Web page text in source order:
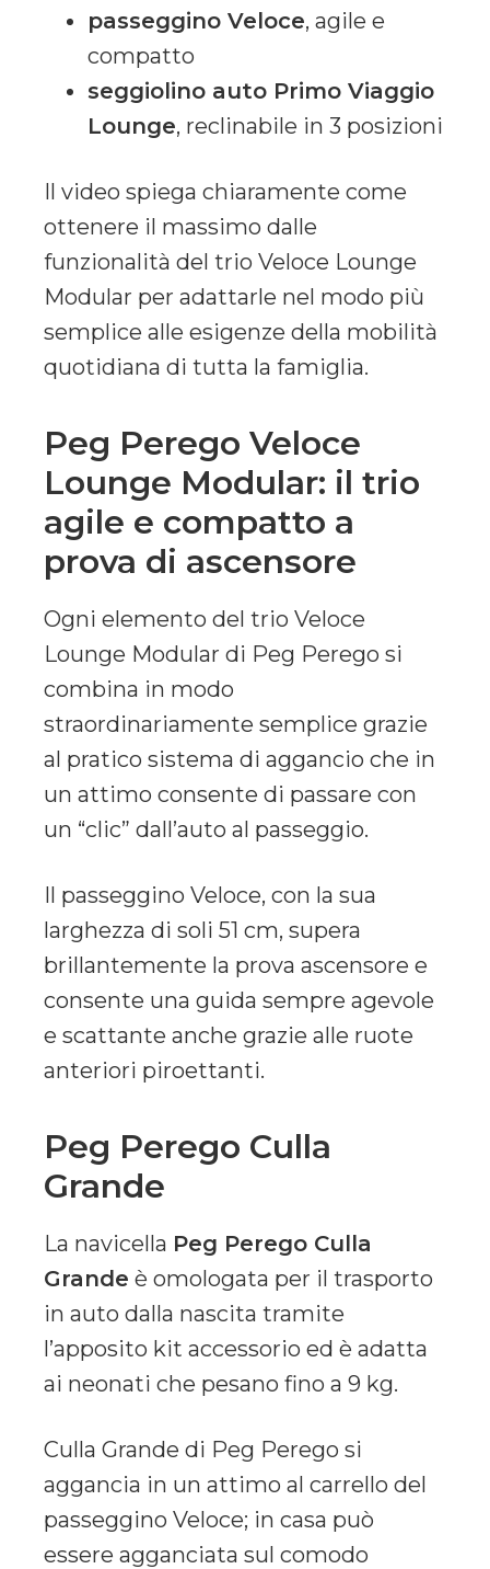
passeggino Veloce, agile e
compatto
seggiolino auto Primo Viaggio
Lounge, reclinabile in 3 posizioni
Il video spiega chiaramente come
ottenere il massimo dalle
funzionalità del trio Veloce Lounge
Modular per adattarle nel modo più
semplice alle esigenze della mobilità
quotidiana di tutta la famiglia.
Peg Perego Veloce
Lounge Modular: il trio
agile e compatto a
prova di ascensore
Ogni elemento del trio Veloce
Lounge Modular di Peg Perego si
combina in modo
straordinariamente semplice grazie
al pratico sistema di aggancio che in
un attimo consente di passare con
un “clic” dall’auto al passeggio.
Il passeggino Veloce, con la sua
larghezza di soli 51 cm, supera
brillantemente la prova ascensore e
consente una guida sempre agevole
e scattante anche grazie alle ruote
anteriori piroettanti.
Peg Perego Culla
Grande
La navicella Peg Perego Culla
Grande è omologata per il trasporto
in auto dalla nascita tramite
l’apposito kit accessorio ed è adatta
ai neonati che pesano fino a 9 kg.
Culla Grande di Peg Perego si
aggancia in un attimo al carrello del
passeggino Veloce; in casa può
essere agganciata sul comodo